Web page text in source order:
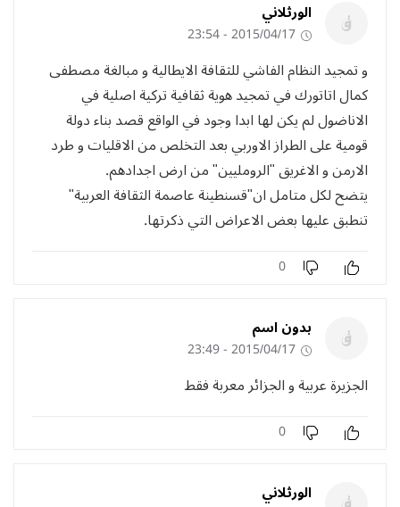
الورثلاني
2015/04/17 - 23:54
و تمجيد النظام الفاشي للثقافة الايطالية و مبالغة مصطفى
كمال اتاتورك في تمجيد هوية ثقافية تركية اصلية في
الاناضول لم يكن لها ابدا وجود في الواقع قصد بناء دولة
قومية على الطراز الاوربي بعد التخلص من الاقليات و طرد
الارمن و الاغريق "الرومليين" من ارض اجدادهم.
يتضح لكل متامل ان"قسنطينة عاصمة الثقافة العربية"
تنطبق عليها بعض الاعراض التي ذكرتها.
0
بدون اسم
2015/04/17 - 23:49
الجزيرة عربية و الجزائر معربة فقط
0
الورثلاني